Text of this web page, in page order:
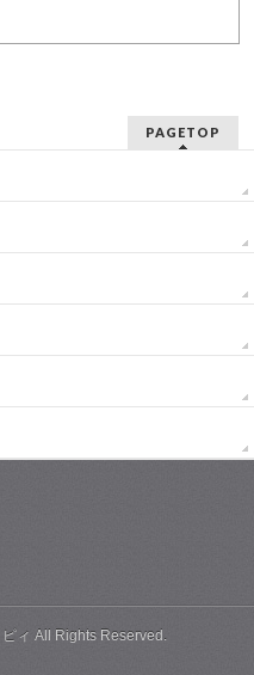
PAGETOP
ィ All Rights Reserved.